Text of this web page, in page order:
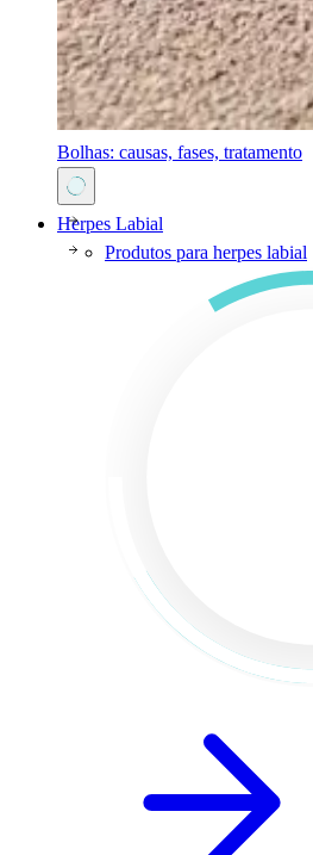
Bolhas: causas, fases, tratamento
Herpes Labial
Produtos para herpes labial